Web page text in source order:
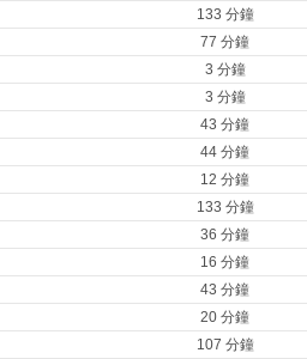
133 分鐘
77 分鐘
3 分鐘
3 分鐘
43 分鐘
44 分鐘
12 分鐘
133 分鐘
36 分鐘
16 分鐘
43 分鐘
20 分鐘
107 分鐘